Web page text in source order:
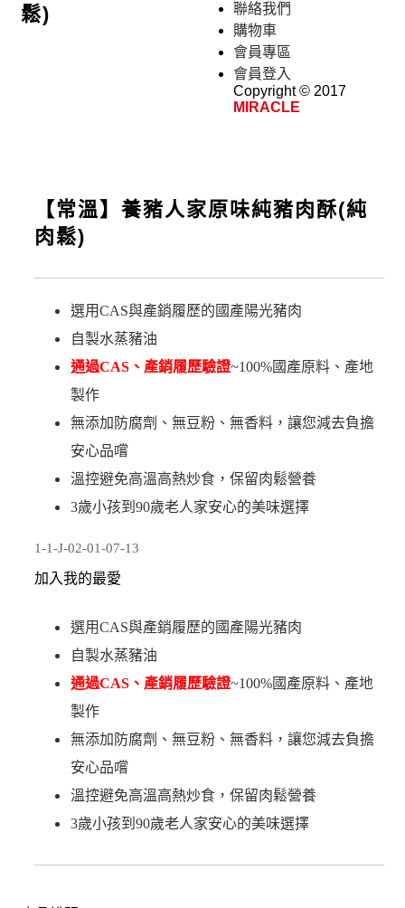
聯絡我們
購物車
會員專區
會員登入
Copyright © 2017
MIRACLE
鬆)
【常溫】養豬人家原味純豬肉酥(純
肉鬆)
選用CAS與產銷履歷的國產陽光豬肉
自製水蒸豬油
通過CAS、產銷履歷驗證~100%國產原料、產地
製作
無添加防腐劑、無豆粉、無香料，讓您減去負擔
安心品嚐
溫控避免高溫高熱炒食，保留肉鬆營養
3歲小孩到90歲老人家安心的美味選擇
1-1-J-02-01-07-13
加入我的最愛
選用CAS與產銷履歷的國產陽光豬肉
自製水蒸豬油
通過CAS、產銷履歷驗證~100%國產原料、產地
製作
無添加防腐劑、無豆粉、無香料，讓您減去負擔
安心品嚐
溫控避免高溫高熱炒食，保留肉鬆營養
3歲小孩到90歲老人家安心的美味選擇